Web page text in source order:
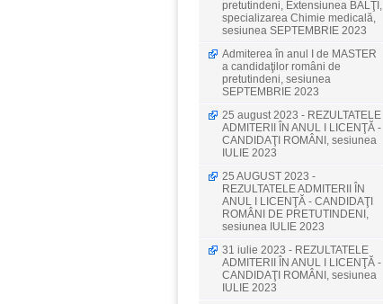
pretutindeni, Extensiunea BĂLŢI,
specializarea Chimie medicală,
sesiunea SEPTEMBRIE 2023
Admiterea în anul I de MASTER
a candidaţilor români de
pretutindeni, sesiunea
SEPTEMBRIE 2023
25 august 2023 - REZULTATELE
ADMITERII ÎN ANUL I LICENŢĂ -
CANDIDAŢI ROMÂNI, sesiunea
IULIE 2023
25 AUGUST 2023 -
REZULTATELE ADMITERII ÎN
ANUL I LICENŢĂ - CANDIDAŢI
ROMÂNI DE PRETUTINDENI,
sesiunea IULIE 2023
31 iulie 2023 - REZULTATELE
ADMITERII ÎN ANUL I LICENŢĂ -
CANDIDAŢI ROMÂNI, sesiunea
IULIE 2023